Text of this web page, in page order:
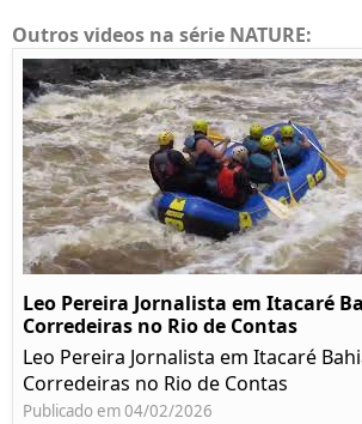
Outros videos na série NATURE:
Leo Pereira Jornalista em Itacaré
Corredeiras no Rio de Contas
Leo Pereira Jornalista em Itacaré
Corredeiras no Rio de Contas
Publicado em 04/02/2026